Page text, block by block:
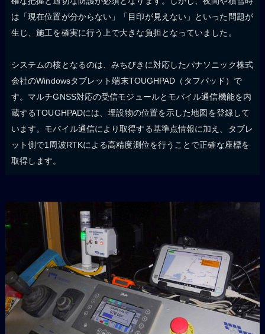
は「現在位置が分からない」「目印が見えない」といった問題が
生じ、施工を確実に行う上で大きな負担となっていました。
システムの核となるのは、みちびきに対応したパナソニック株式
会社のWindowsタブレット端末TOUGHPAD（タフパッド）で
す。マルチGNSS対応の受信モジュールとモバイル通信機能を内
蔵するTOUGHPADには、埋設物の位置を示した地図を登録して
います。モバイル通信により取得する基準点情報に加え、タブレ
ット側で1周波RTKによる高精度測位を行うことで正確な座標を
取得します。